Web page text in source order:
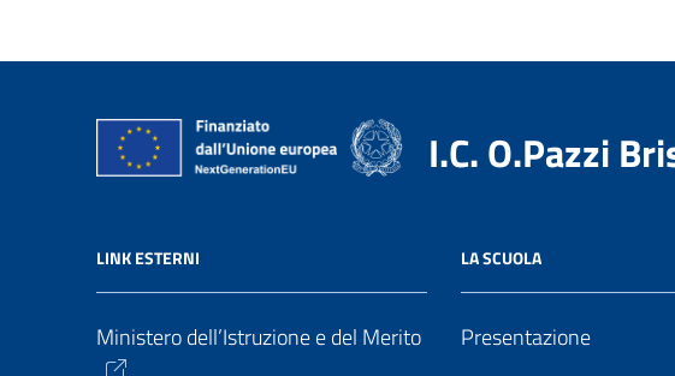
I.C. O.Pazzi
LINK ESTERNI
Ministero dell’Istruzione e del Merito
LA SCUOLA
Presentazione